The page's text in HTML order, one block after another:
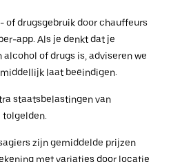
of drugsgebruik door chauffeurs
app. Als je denkt dat je
of drugs is, adviseren we
laat beëindigen.
staatsbelastingen van
tolgelden.
zijn gemiddelde prijzen
met variaties door locatie,